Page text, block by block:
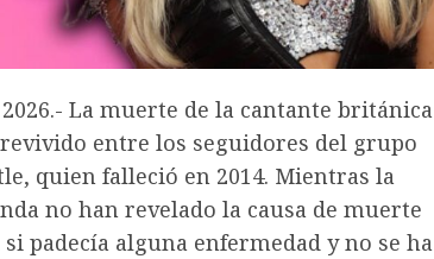
La muerte de la cantante británica
entre los seguidores del grupo
quien falleció en 2014. Mientras la
no han revelado la causa de muerte
padecía alguna enfermedad y no se ha